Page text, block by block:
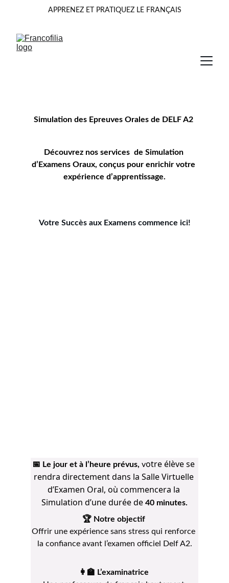
APPRENEZ ET PRATIQUEZ LE FRANÇAIS
Simulation des Epreuves Orales de DELF A2
Découvrez nos services  de Simulation
d’Examens Oraux, conçus pour enrichir votre
expérience d’apprentissage.
Votre Succès aux Examens commence ici!
📅 Le jour et à l’heure prévus, votre élève se
rendra directement dans la Salle Virtuelle
d’Examen Oral, où commencera la
Simulation d’une durée de 40 minutes.
🏆 Notre objectif
Offrir une expérience sans stress qui renforce
la confiance avant l’examen officiel Delf A2.
👩‍🏫 L’examinatrice